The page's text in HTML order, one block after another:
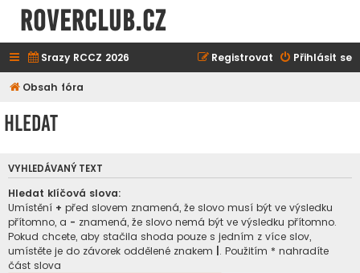
ROVERCLUB.cz
Srazy RCCZ 2026 Přihlásit se
Registrovat
Obsah fóra
Hledat
VYHLEDÁVANÝ TEXT
Hledat klíčová slova:
Umístění + před slovem znamená, že slovo musí být ve výsledku
přítomno, a - znamená, že slovo nemá být ve výsledku přítomno.
Pokud chcete, aby stačila shoda pouze s jedním z více slov,
umístěte je do závorek oddělené znakem . Použitím * nahradíte
část slova